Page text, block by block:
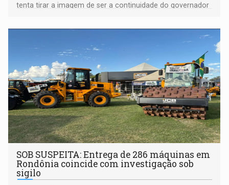
tenta tirar a imagem de ser a continuidade do governador
não ter entrado no modo eleição; ABAV faz evento em
SOB SUSPEITA: Entrega de 286 máquinas em
Rondônia coincide com investigação sob
sigilo